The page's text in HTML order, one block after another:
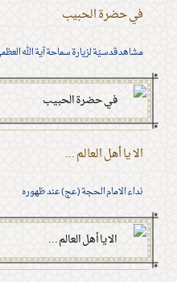
في حضرة الحبيب
مشاهد قدسيّة لزيارة سماحة آية الله
الا يا أهل العالم ...
نداء الامام الحجة (عج) عند ظهوره